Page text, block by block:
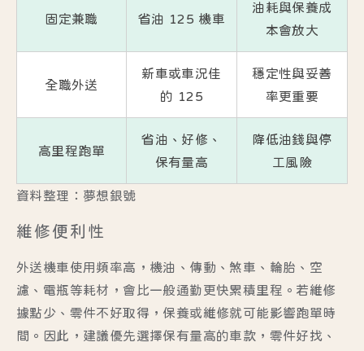
固定兼職 省油 125 機車
油耗與保養成
本會放大
全職外送
新車或車況佳
的 125
穩定性與妥善
率更重要
高里程跑單
省油、好修、
保有量高
降低油錢與停
工風險
資料整理：夢想銀號
維修便利性
外送機車使用頻率高，機油、傳動、煞車、輪胎、空
濾、電瓶等耗材，會比一般通勤更快累積里程。若維修
據點少、零件不好取得，保養或維修就可能影響跑單時
間。因此，建議優先選擇保有量高的車款，零件好找、